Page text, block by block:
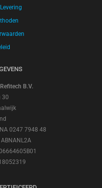
B.V.
30
0247 7948 48